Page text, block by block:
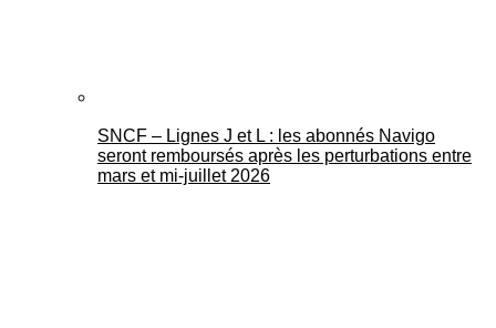
SNCF – Lignes J et L : les abonnés Navigo
seront remboursés après les perturbations entre
mars et mi-juillet 2026